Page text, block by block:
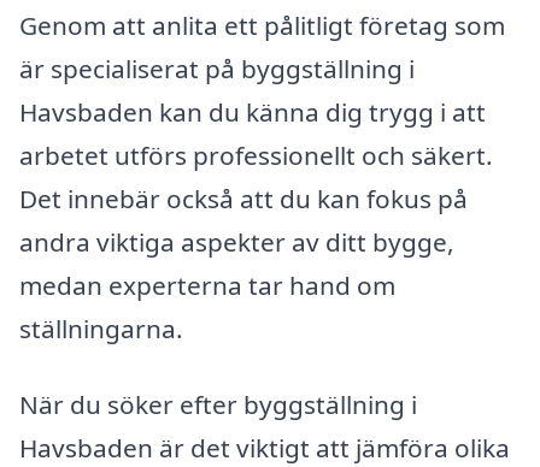
Genom att anlita ett pålitligt företag som
är specialiserat på byggställning i
Havsbaden kan du känna dig trygg i att
arbetet utförs professionellt och säkert.
Det innebär också att du kan fokus på
andra viktiga aspekter av ditt bygge,
medan experterna tar hand om
ställningarna.
När du söker efter byggställning i
Havsbaden är det viktigt att jämföra olika